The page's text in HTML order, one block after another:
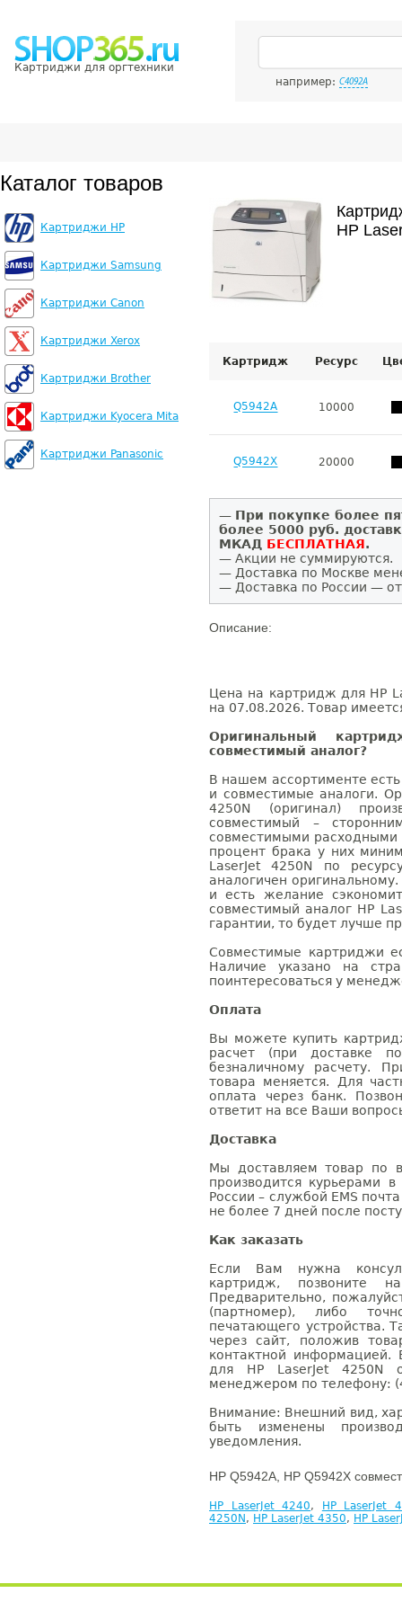
Картриджи для оргтехники
например: C4092A
Каталог товаров
Картриджи HP
Картриджи Samsung
Картриджи Canon
Картриджи Xerox
Картриджи Brother
Картриджи Kyocera Mita
Картриджи Panasonic
HP
Картридж Ресурс
Q5942A 10000
Q5942X 20000
— При покупке более
более 5000 руб.
МКАД БЕСПЛАТНАЯ.
— Акции не суммируются.
— Доставка по Москве
— Доставка по России —
Описание:
Цена на картридж для HP
на 07.08.2026. Товар
Оригинальный
совместимый аналог?
В нашем ассортименте
и совместимые аналоги.
4250N (оригинал)
совместимый –
совместимыми расходными
процент брака у них
LaserJet 4250N по
аналогичен
и есть желание
совместимый аналог HP
гарантии, то будет лучше
Совместимые картриджи
Наличие указано на
поинтересоваться у
Оплата
Вы можете купить
расчет (при доставке
безналичному расчету.
товара меняется. Для
оплата через банк.
ответит на все Ваши
Доставка
Мы доставляем товар по
производится курьерами
России – службой EMS
не более 7 дней после
Как заказать
Если Вам нужна
картридж, позвоните
Предварительно,
(партномер), либо
печатающего устройства.
через сайт, положив
контактной информацией.
для HP LaserJet 4250N
менеджером по телефону:
Внимание: Внешний вид,
быть изменены
уведомления.
HP Q5942A, HP Q5942X
HP LaserJet 4240,
HP LaserJet
4250N , HP LaserJet 4350, HP